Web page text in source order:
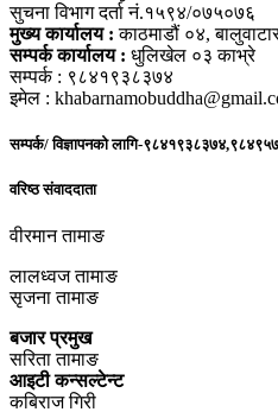
सुचना विभाग दर्ता नं.१५९४/०७५०७६
मुख्य कार्यालय : काठमाडौं ०४,
सम्पर्क कार्यालय : धुलिखेल ०३ काभ्रे
सम्पर्क : ९८४१९३८३७४
इमेल :
सम्पर्क/ विज्ञापनको लागि-
वरिष्ठ संवाददाता
वीरमान तामाङ
लालध्वज तामाङ
सृजना तामाङ
बजार प्रमुख
सरिता तामाङ
आइटी कन्सल्टेन्ट
कबिराज गिरी